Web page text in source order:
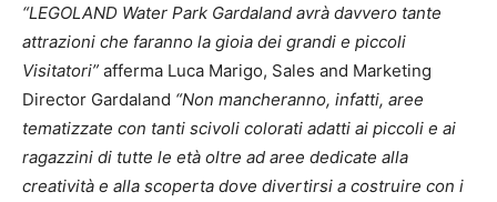
“LEGOLAND Water Park Gardaland avrà davvero tante
attrazioni che faranno la gioia dei grandi e piccoli
Visitatori” afferma Luca Marigo, Sales and Marketing
Director Gardaland “Non mancheranno, infatti, aree
tematizzate con tanti scivoli colorati adatti ai piccoli e ai
ragazzini di tutte le età oltre ad aree dedicate alla
creatività e alla scoperta dove divertirsi a costruire con i